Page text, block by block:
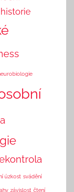
historie
úzkost svádění
závislost čtení